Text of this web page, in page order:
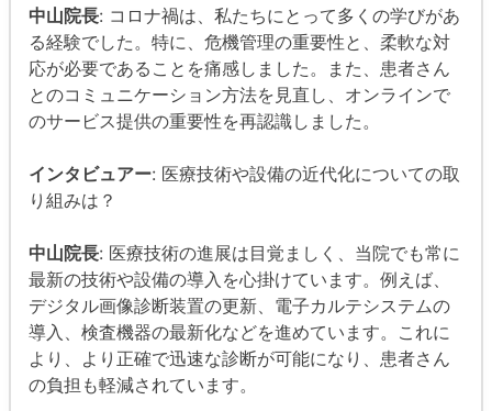
中山院長: コロナ禍は、私たちにとって多くの学びがあ
る経験でした。特に、危機管理の重要性と、柔軟な対
応が必要であることを痛感しました。また、患者さん
とのコミュニケーション方法を見直し、オンラインで
のサービス提供の重要性を再認識しました。
インタビュアー: 医療技術や設備の近代化についての取
り組みは？
中山院長: 医療技術の進展は目覚ましく、当院でも常に
最新の技術や設備の導入を心掛けています。例えば、
デジタル画像診断装置の更新、電子カルテシステムの
導入、検査機器の最新化などを進めています。これに
より、より正確で迅速な診断が可能になり、患者さん
の負担も軽減されています。